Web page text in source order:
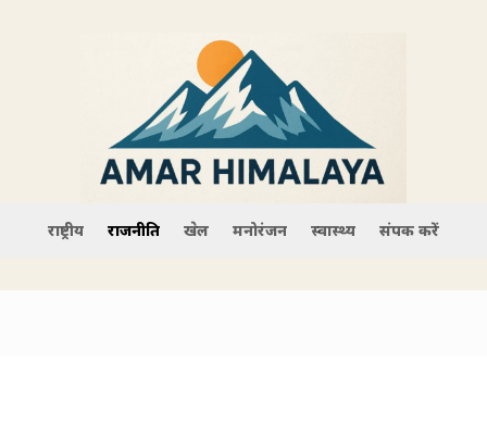
राष्ट्रीय राजनीति खेल मनोरंजन स्वास्थ्य संपर्क करें